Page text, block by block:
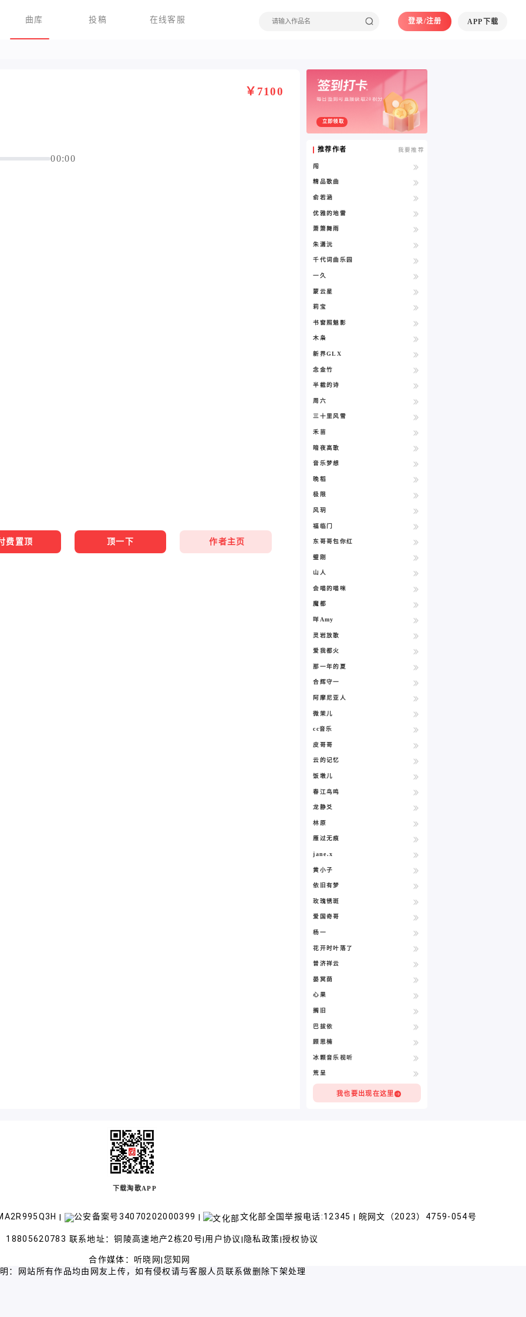
曲库 投稿 在线客服 登录/注册 APP下载
￥7100
00:00
费置顶 顶一下 作者主页
每日签到可直接获取20积分
立即领取
推荐作者 我要推荐
闯
精品歌曲
俞若涵
优雅的地雷
萧箫舞雨
朱潇沅
千代词曲乐园
一久
蒙云星
莉宝
书窗照魅影
木枭
新界GLX
念金竹
半截的诗
周六
三十里风雪
禾苗
暗夜高歌
音乐梦想
晚稻
极限
风玥
福临门
东哥哥包你红
璧刚
山人
会喵的喵咪
魔都
咩Amy
灵岩放歌
爱我都火
那一年的夏
合辉守一
阿摩尼亚人
微茉儿
cc音乐
皮哥哥
云的记忆
饭墩儿
春江鸟鸣
龙静爻
林原
雁过无痕
jane.x
黄小子
依旧有梦
玫瑰锈斑
爱国奇哥
杨一
花开时叶落了
普济祥云
晏冥荫
心果
搁旧
巴拔依
顾思楠
冰颗音乐视听
荒呈
我也要出现在这里
下载淘歌APP
| 公安备案号34070202000399 | 文化部全国举报电话:12345 | 皖网文（2023）4759-054号
18805620783 联系地址：铜陵高速地产2栋20号| 用户协议 | 隐私政策|授权协议
合作媒体： 听晓网| 您知网
：网站所有作品均由网友上传，如有侵权请与客服人员联系做删除下架处理